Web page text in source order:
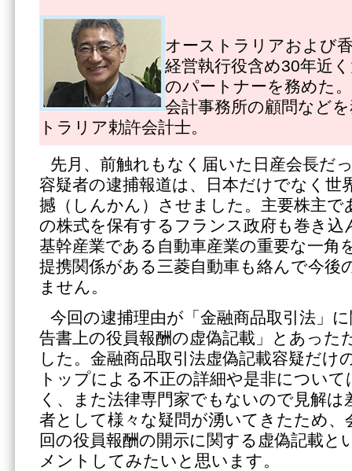
オーストラリアおよび
経営執行役含め30年近
のパートナーを務めた
会計事務所の顧問など
トラリア勅許会計士。
先月、前触れもなく届いた日産会長だ
容疑者の逮捕報道は、日本だけでなく世
撼（しんかん）させました。主要株主で
の株式を保有するフランス政府も巻き込
基幹産業である自動車産業の重要な一角
提携関係がある三菱自動車も絡んで今後
ません。
今回の逮捕理由が「金融商品取引法」
告書上の役員報酬の虚偽記載」とあった
した。金融商品取引法虚偽記載容疑だけ
トップによる不正の詳細や是非につい
く、また法律専門家でもないので見解
者として様々な疑問が湧いてきたため、
回の役員報酬の開示に関する虚偽記載と
メントしてみたいと思います。